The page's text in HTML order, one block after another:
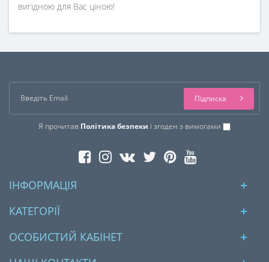
вигідною для Вас ціною!
Я прочитав Політика безпеки і згоден з вимогами
Підписка
ІНФОРМАЦІЯ
КАТЕГОРІЇ
ОСОБИСТИЙ КАБІНЕТ